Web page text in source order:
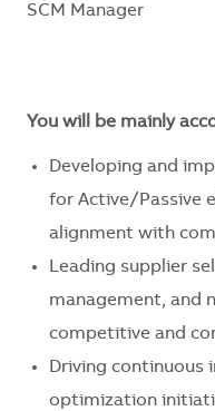
SCM Manager
You will be mainly
Developing and
for Active/Passive
alignment with
Leading supplier
management, and
competitive and
Driving continuous
optimization